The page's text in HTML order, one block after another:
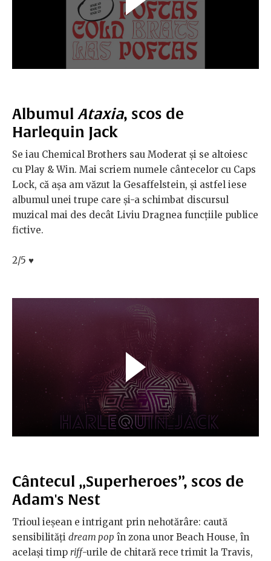
Albumul Ataxia, scos de
Harlequin Jack
Se iau Chemical Brothers sau Moderat și se altoiesc
cu Play & Win. Mai scriem numele cântecelor cu Caps
Lock, că așa am văzut la Gesaffelstein, și astfel iese
albumul unei trupe care și-a schimbat discursul
muzical mai des decât Liviu Dragnea funcțiile publice
fictive.
2/5 ♥
Cântecul „Superheroes”, scos de
Adam's Nest
Trioul ieșean e intrigant prin nehotărâre: caută
sensibilități dream pop în zona unor Beach House, în
același timp riff-urile de chitară rece trimit la Travis,